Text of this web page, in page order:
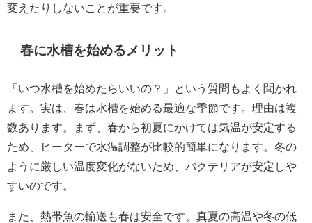
変えたりしないことが重要です。
春に水槽を始めるメリット
「いつ水槽を始めたらいいの？」という質問もよく聞かれ
ます。実は、春は水槽を始める最適な季節です。理由は複
数あります。まず、春から初夏にかけては気温が安定する
ため、ヒーターで水温調整が比較的簡単になります。冬の
ように厳しい温度変化がないため、バクテリアが安定しや
すいのです。
また、熱帯魚の輸送も春は安全です。真夏の高温や冬の低